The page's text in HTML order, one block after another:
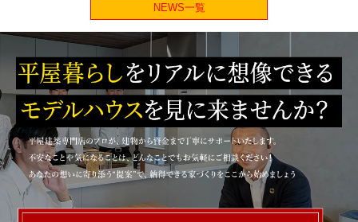
NEWS一覧